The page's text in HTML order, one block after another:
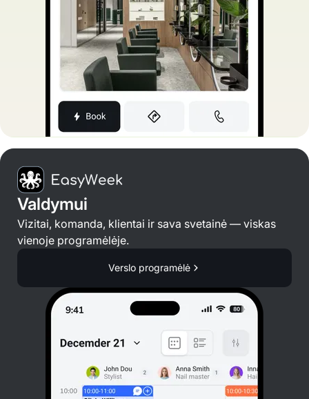
Valdymui
Vizitai, komanda, klientai ir sava svetainė — viskas
vienoje programėlėje.
Verslo programėlė